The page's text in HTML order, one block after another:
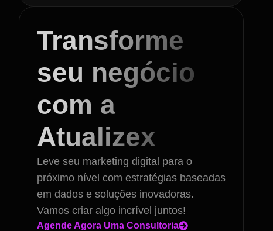
Transforme
seu negócio
com a
Atualizex
Leve seu marketing digital para o
próximo nível com estratégias baseadas
em dados e soluções inovadoras.
Vamos criar algo incrível juntos!
Agende Agora Uma Consultoria